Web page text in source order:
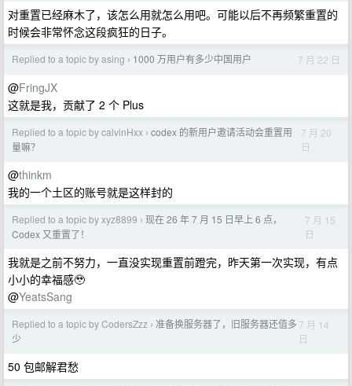
对重置已经麻木了，该怎么用就怎么用吧。可能以后不再频繁重置的
时候会非常怀念这段疯狂的日子。
Replied to a topic by asing › 1000 万用户有多少中国用户 7 月 22 日
@FringJX
这就是我，贡献了 2 个 Plus
Replied to a topic by calvinHxx › codex 的新用户邀请活动会重置用
量嘛？
7 月 20
日
@thinkm
我的一个土区的账号就是这样封的
Replied to a topic by xyz8899 › 现在 26 年 7 月 15 日早上 6 点，
Codex 又重置了！
7 月 15
日
我就是之前不努力，一直没实现重置前蹬完，昨天第一次实现，有点
小小的幸福感🥹
@YeatsSang
Replied to a topic by CodersZzz › 准备换服务器了，旧服务器还值多
少
7 月 14
日
50 包邮解君愁